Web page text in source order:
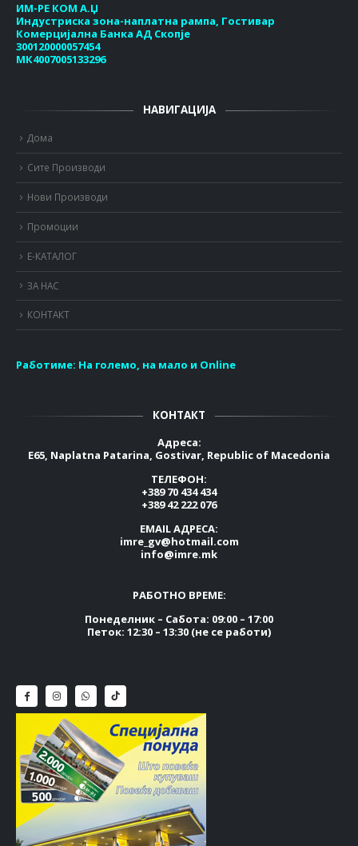
ИМ-РЕ КОМ А.Џ
Индустриска зона-наплатна рампа, Гостивар
Комерцијална Банка АД Скопје
300120000057454
МК4007005133296
НАВИГАЦИЈА
Дома
Сите Производи
Нови Производи
Промоции
Е-КАТАЛОГ
ЗА НАС
КОНТАКТ
Работиме: На големо, на мало и Online
КОНТАКТ
Адреса:
E65, Naplatna Patarina, Gostivar, Republic of Macedonia
ТЕЛЕФОН:
+389 70 434 434
+389 42 222 076
EMAIL АДРЕСА:
imre_gv@hotmail.com
info@imre.mk
РАБОТНО ВРЕМЕ:
Понеделник – Сабота: 09:00 – 17:00
Петок: 12:30 – 13:30 (не се работи)